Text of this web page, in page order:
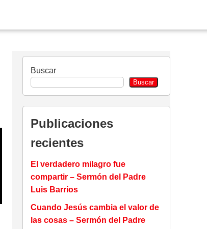
Buscar
Buscar
Publicaciones
recientes
El verdadero milagro fue
compartir – Sermón del Padre
Luis Barrios
Cuando Jesús cambia el valor de
las cosas – Sermón del Padre